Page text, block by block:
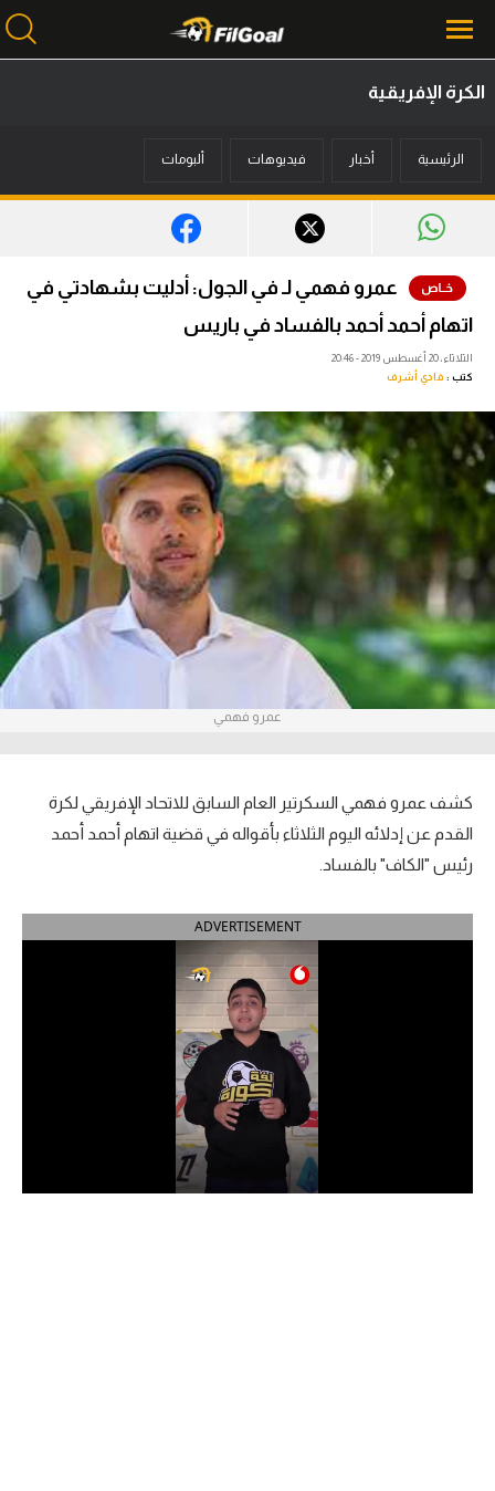
أخبار
ميركاتو
فانتازي في الجول
فيديوهات
عدسات
آراء حرة
ركن الألعاب
بطولات
الدوري المصري
الدوري الإيطالي
الدوري السعودي للمحترفين
دوري أبطال إفريقيا
الكرة الإفريقية
الرئيسية أخبار فيديوهات ألبومات
عمرو فهمي لـ في الجول: أدليت بشهادتي في
اتهام أحمد أحمد بالفساد في باريس
الثلاثاء، 20 أغسطس 2019 - 20:46
كتب : فادي أشرف
عمرو فهمي
كشف عمرو فهمي السكرتير العام السابق للاتحاد الإفريقي لكرة
القدم عن إدلائه اليوم الثلاثاء بأقواله في قضية اتهام أحمد أحمد
رئيس "الكاف" بالفساد.
ADVERTISEMENT